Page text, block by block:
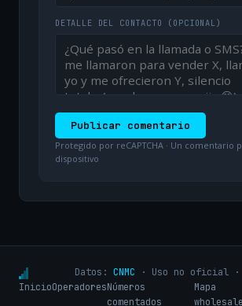
DETALLE DEL CONTACTO (OPCIONAL)
Publicar comentario
Protegido por reCAPTCHA · Un comentario
dispositivo
Datos: CNMC · Uso no oficial ·
InicioOperadoresNúmeros
comentados
Mapa
wholesale